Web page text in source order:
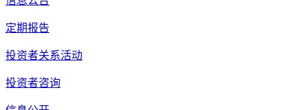
定期报告
投资者关系活动
投资者咨询